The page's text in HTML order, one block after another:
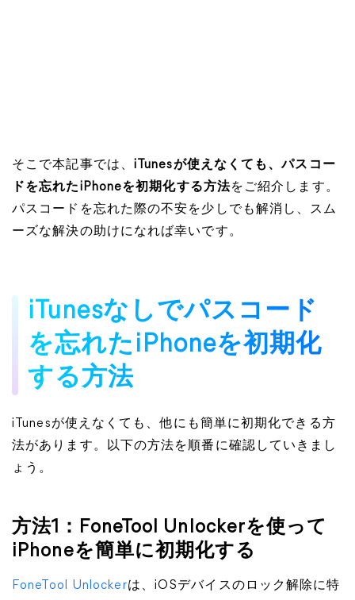
そこで本記事では、 iTunesが使えなくても、パスコー
ドを忘れたiPhoneを初期化する方法をご紹介します。
パスコードを忘れた際の不安を少しでも解消し、スム
ーズな解決の助けになれば幸いです。
iTunesなしでパスコード
を忘れたiPhoneを初期化
する方法
iTunesが使えなくても、他にも簡単に初期化できる方
法があります。以下の方法を順番に確認していきまし
ょう。
方法1：FoneTool Unlockerを使って
iPhoneを簡単に初期化する
FoneTool Unlockerは、iOSデバイスのロック解除に特